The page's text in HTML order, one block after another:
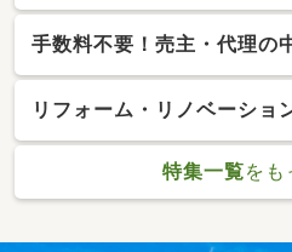
手数料不要！売主・代理の
リフォーム・リノベーショ
特集一覧をも